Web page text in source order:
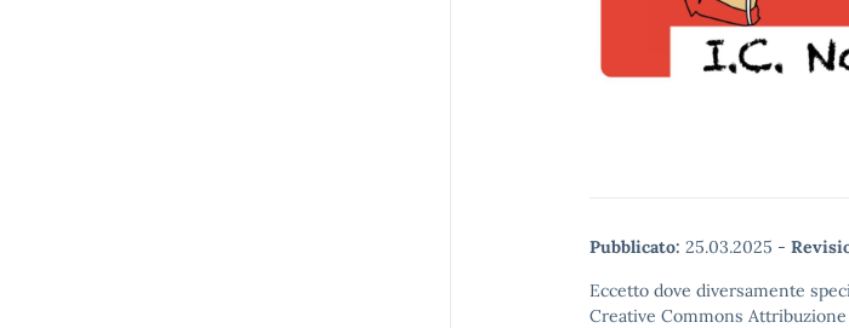
Pubblicato: 25.03.2025 -
Eccetto dove diversamente
Creative Commons